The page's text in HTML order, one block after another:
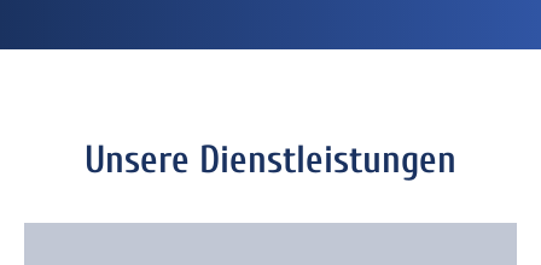
Unsere Dienst­leistungen